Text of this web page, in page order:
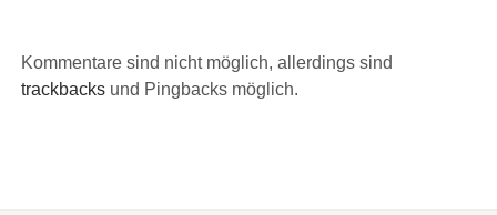
Kommentare sind nicht möglich, allerdings sind
trackbacksund Pingbacks möglich.